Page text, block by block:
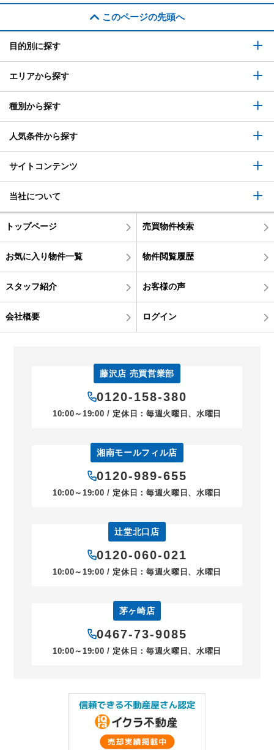
このページの先頭へ
目的別に探す
エリアから探す
種別から探す
人気条件から探す
サイトコンテンツ
当社について
トップページ 売買物件検索
お気に入り物件一覧 物件閲覧履歴
スタッフ紹介 お客様の声
会社概要 ログイン
藤沢店 売買営業部
0120-158-380
10:00～19:00 / 定休日：毎週火曜日、水曜日
湘南モールフィル店
0120-989-655
10:00～19:00 / 定休日：毎週火曜日、水曜日
辻堂北口店
0120-060-021
10:00～19:00 / 定休日：毎週火曜日、水曜日
茅ヶ崎店
0467-73-9085
10:00～19:00 / 定休日：毎週火曜日、水曜日